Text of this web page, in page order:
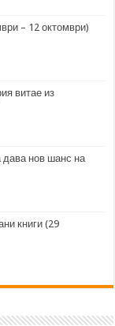
– 12 октомври)
витае из
дава нов шанс на
книги (29